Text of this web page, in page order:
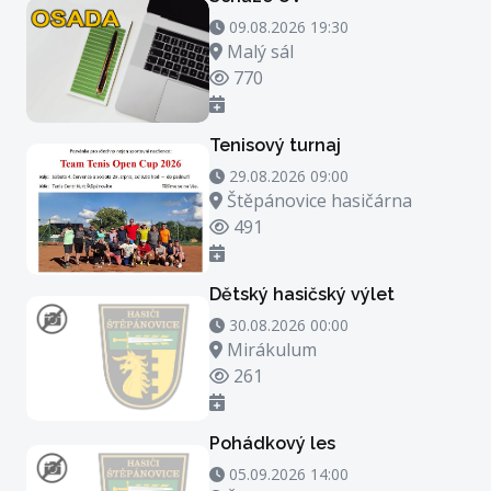
09.08.2026 19:30 - 09.08.2026 20:30
09.08.2026 19:30
Místo konání
Malý sál
Počet zhlédnutí
770
Tenisový turnaj
29.08.2026 09:00 - 29.08.2026 23:00
29.08.2026 09:00
Místo konání
Štěpánovice hasičárna
Počet zhlédnutí
491
Dětský hasičský výlet
30.08.2026 00:00 - 30.08.2026 21:00
30.08.2026 00:00
Místo konání
Mirákulum
Počet zhlédnutí
261
Pohádkový les
05.09.2026 14:00 - 05.09.2026 15:00
05.09.2026 14:00